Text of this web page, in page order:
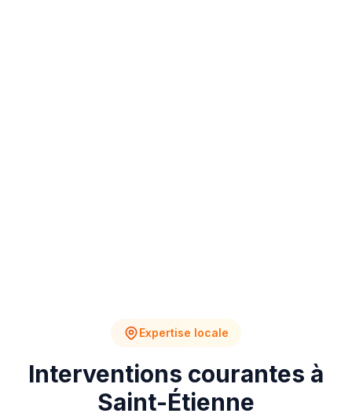
Expertise locale
Interventions courantes à
Saint-Étienne